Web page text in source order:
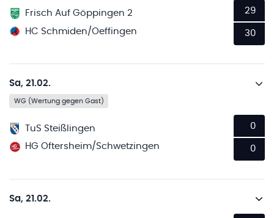
Frisch Auf Göppingen 2
HC Schmiden/Oeffingen
29
30
Sa, 21.02.
WG (Wertung gegen Gast)
TuS Steißlingen
HG Oftersheim/Schwetzingen
0
0
Sa, 21.02.